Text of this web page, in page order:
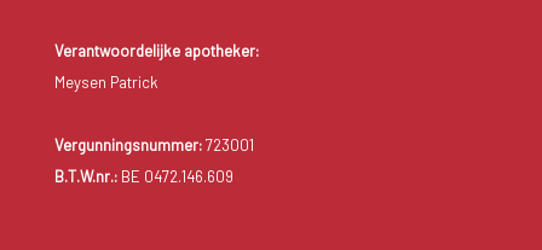
Verantwoordelijke apotheker:
Meysen Patrick
Vergunningsnummer:723001
B.T.W.nr.:BE 0472.146.609